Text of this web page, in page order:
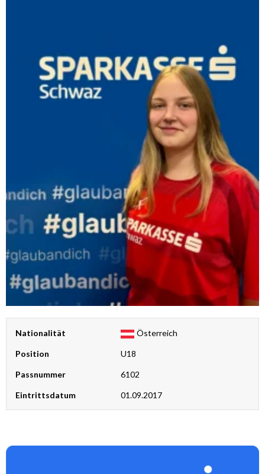
Nationalität Österreich
Position U18
Passnummer 6102
Eintrittsdatum 01.09.2017